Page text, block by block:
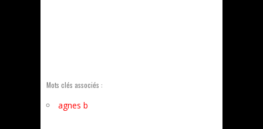
Mots clés associés :
agnes b